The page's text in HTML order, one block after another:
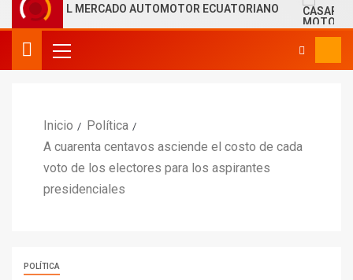
EL MERCADO AUTOMOTOR ECUATORIANO
Inicio
Política
A cuarenta centavos asciende el costo de cada
voto de los electores para los aspirantes
presidenciales
POLÍTICA